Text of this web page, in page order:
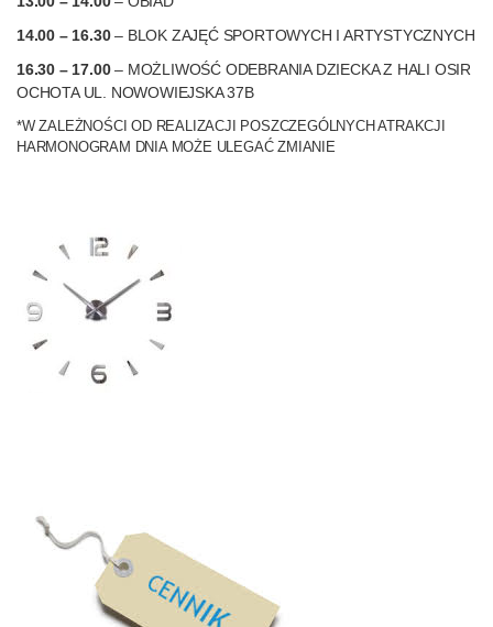
14.00 – 16.30– BLOK ZAJĘĆ SPORTOWYCH I ARTYSTYCZNYCH
16.30 – 17.00– MOŻLIWOŚĆ ODEBRANIA DZIECKA Z HALI OSIR
OCHOTA UL. NOWOWIEJSKA 37B
*W ZALEŻNOŚCI OD REALIZACJI POSZCZEGÓLNYCH ATRAKCJI
HARMONOGRAM DNIA MOŻE ULEGAĆ ZMIANIE